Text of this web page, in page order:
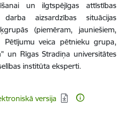
un ilgtspējīgas attīstības
aizsardzības situācijas
(piemēram, jauniešiem,
veica pētnieku grupa,
un Rīgas Stradiņa universitātes
institūta eksperti.
versija